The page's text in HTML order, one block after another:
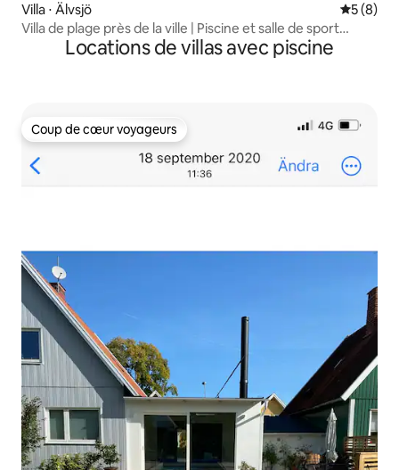
Villa ⋅ Älvsjö
5 (8)
Villa de plage près de la ville | Piscine et salle de sport
entièrement équipée
Locations de villas avec piscine
Coup de cœur voyageurs
Coup de cœur voyageurs